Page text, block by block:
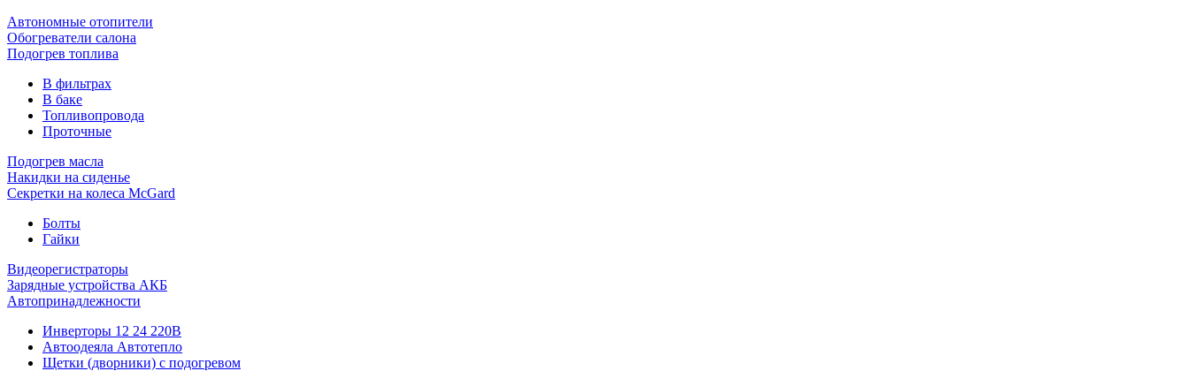
Автономные отопители
Обогреватели салона
Подогрев топлива
В фильтрах
В баке
Топливопровода
Проточные
Подогрев масла
Накидки на сиденье
Секретки на колеса McGard
Болты
Гайки
Видеорегистраторы
Зарядные устройства АКБ
Автопринадлежности
Инверторы 12 24 220В
Автоодеяла Автотепло
Щетки (дворники) с подогревом